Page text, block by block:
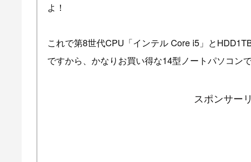
よ！
これで第8世代CPU「インテル Core i5」と
ですから、かなりお買い得な14型ノートパソコン
スポンサー